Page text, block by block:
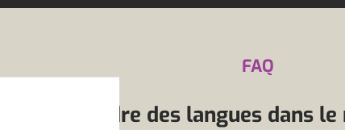
FAQ
Apprendre des langues dans